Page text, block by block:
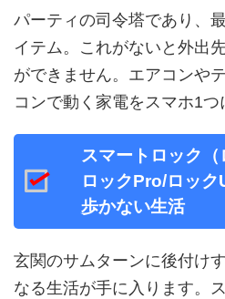
パーティの司令塔であり、
イテム。これがないと外出
ができません。エアコンや
コンで動く家電をスマホ1つ
スマートロック
ロックPro/ロッ
歩かない生活
玄関のサムターンに後付け
なる生活が手に入ります。